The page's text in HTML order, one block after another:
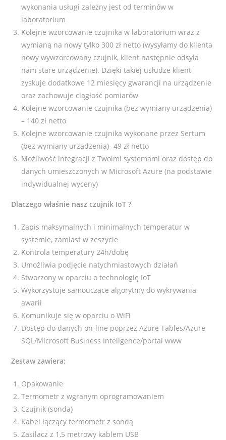
wykonania usługi zależny jest od terminów w
laboratorium
Kolejne wzorcowanie czujnika w laboratorium wraz z
wymianą na nowy tylko 300 zł netto (wysyłamy do klienta
nowy wywzorcowany czujnik, klient następnie odsyła
nam stare urządzenie). Dzięki takiej usłudze klient
zyskuje dodatkowe 12 miesięcy gwarancji na urządzenie
oraz zachowuje ciągłość pomiarów
Kolejne wzorcowanie czujnika (bez wymiany urządzenia)
– 140 zł netto
Kolejne wzorcowanie czujnika wykonane przez Sertum
(bez wymiany urządzenia)- 49 zł netto
Możliwość integracji z Twoimi systemami oraz dostęp do
danych umieszczonych w Microsoft Azure (na podstawie
indywidualnej wyceny)
Dlaczego właśnie nasz czujnik IoT ?
Zapis maksymalnych i minimalnych temperatur w
systemie, zamiast w zeszycie
Kontrola temperatury 24h/dobę
Umożliwia podjęcie natychmiastowych działań
Stworzony w oparciu o technologię IoT
Wykorzystuje samouczące algorytmy do wykrywania
awarii
Komunikuje się w oparciu o WiFi
Dostęp do danych on-line poprzez Azure Tables/Azure
SQL/Microsoft Business Inteligence/portal www
Zestaw zawiera:
Opakowanie
Termometr z wgranym oprogramowaniem
Czujnik (sonda)
Kabel łączący termometr z sondą
Zasilacz z 1,5 metrowy kablem USB